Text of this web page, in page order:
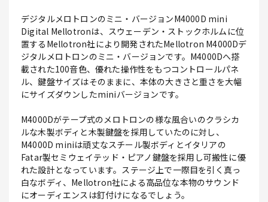
デジタルメロトロンのミニ・バージョンM4000D mini
Digital Mellotronは、スウェーデン・ストックホルムに位
置するMellotron社により開発されたMellotron M4000Dデ
ジタルメロトロンのミニ・バージョンです。M4000Dへ搭
載された100音色、優れた操作性をもつコントロールパネ
ル、鍵盤サイズはそのままに、本体の大きさと重さを大幅
にサイズダウンしたminiバージョンです。
M4000Dがテープ式のメロトロンの様な風合いのクラシカ
ルな木製ボディと木製鍵盤を採用していたのに対し、
M4000D miniは頑丈なスチール製ボディとイタリアの
Fatar製セミウェイテッド・ピアノ鍵盤を採用し可搬性に優
れた設計となっています。ステージ上で一際目を引く真っ
白なボディ、Mellotron社による高品位な本物のサウンド
にオーディエンスは釘付けになるでしょう。